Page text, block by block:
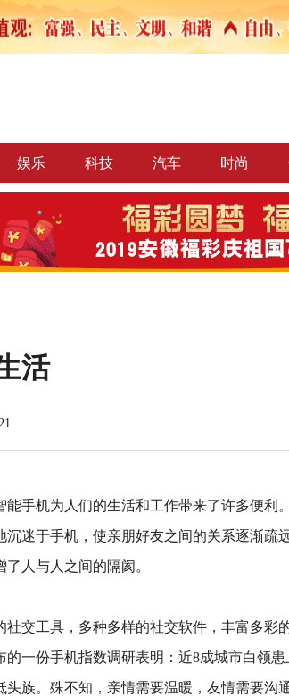
娱乐 科技 汽车 时尚
活
手机为人们的生活和工作带来了许多便利
迷于手机，使亲朋好友之间的关系逐渐疏
人与人之间的隔阂。
交工具，多种多样的社交软件，丰富多彩
一份手机指数调研表明：近8成城市白领
族。殊不知，亲情需要温暖，友情需要沟